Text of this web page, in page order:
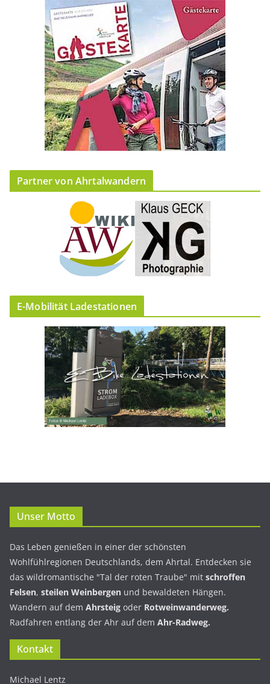
Partner von Ahrtalwandern
E-Mobilität Ladestationen
Unser Motto
Das Leben genießen in einer der schönsten
Wohlfühlregionen Deutschlands, dem Ahrtal. Entdecken sie
das wildromantische "Tal der roten Traube" mit schroffen
Felsen, steilen Weinbergen und bewaldeten Hängen.
Wandern auf dem Ahrsteig oder Rotweinwanderweg.
Radfahren entlang der Ahr auf dem Ahr-Radweg.
Kontakt
Michael Lentz